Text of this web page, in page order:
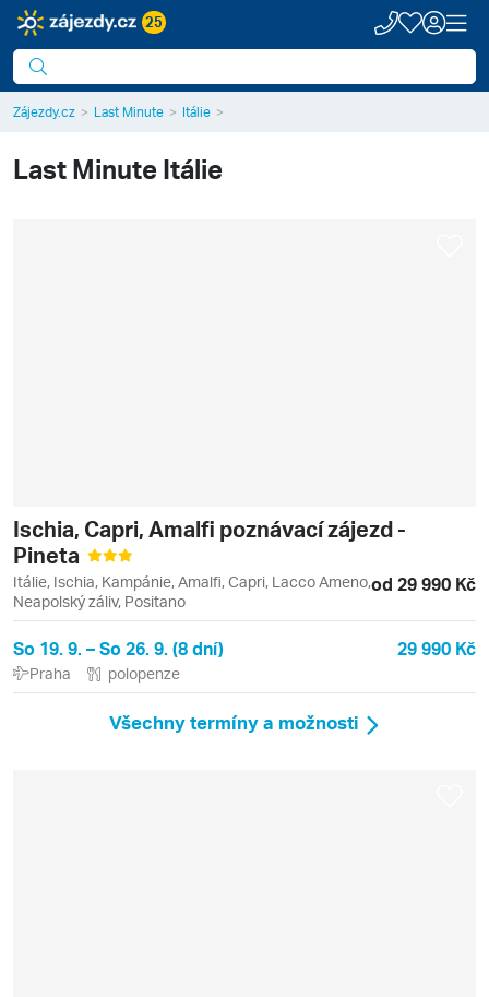
25
Zájezdy.cz Last Minute Itálie
Last MinuteItálie
Ischia, Capri, Amalfi poznávací zájezd -
Pineta
Itálie, Ischia, Kampánie, Amalfi, Capri, Lacco Ameno,
Neapolský záliv, Positano
od 29 990 Kč
So 19. 9. – So 26. 9. (8 dní) 29 990 Kč
Praha polopenze
Všechny termíny a možnosti